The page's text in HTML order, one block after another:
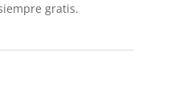
gratis.